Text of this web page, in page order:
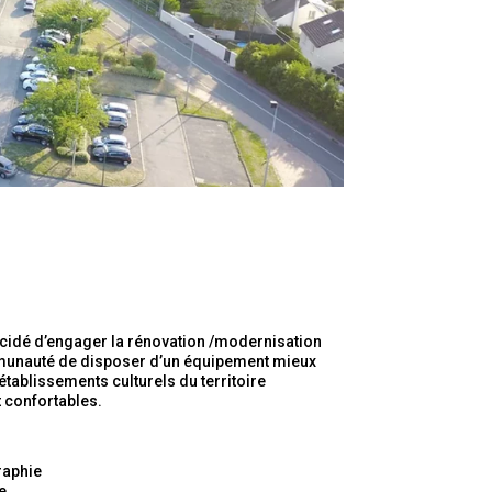
d’engager la rénovation /modernisation
de disposer d’un équipement mieux
culturels du territoire
confortables.